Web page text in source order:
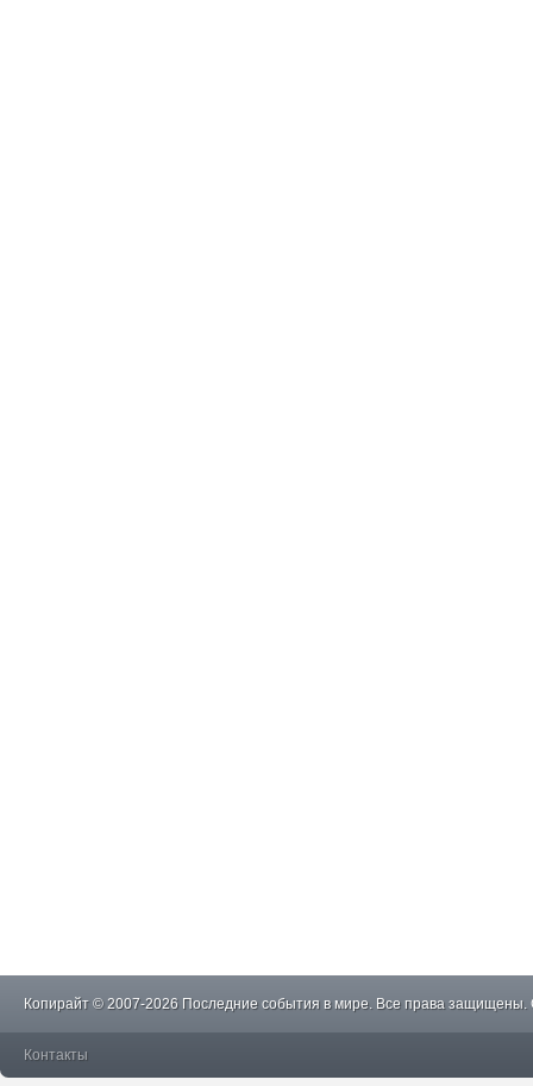
Копирайт © 2007-2026 Последние события в мире. Все права защищены.
Контакты